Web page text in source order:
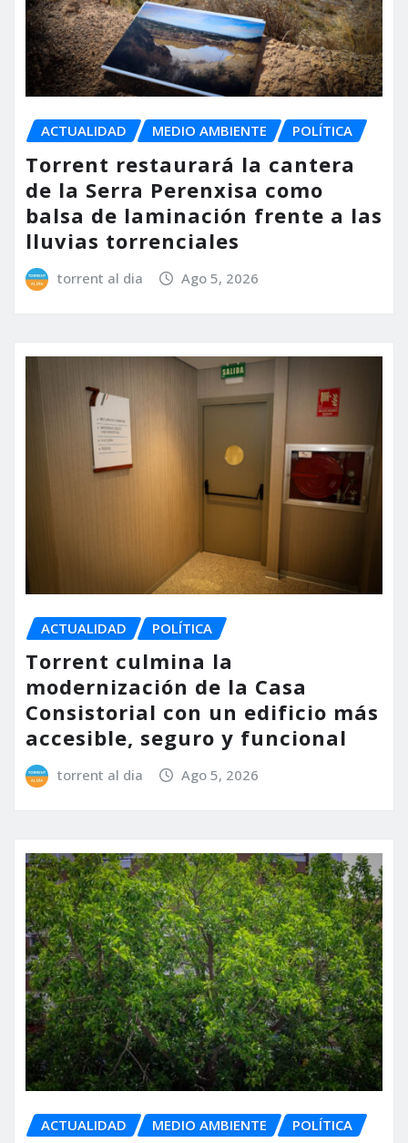
ACTUALIDAD MEDIO AMBIENTE POLÍTICA
Torrent restaurará la cantera
de la Serra Perenxisa como
balsa de laminación frente a las
lluvias torrenciales
torrent al dia Ago 5, 2026
ACTUALIDAD POLÍTICA
Torrent culmina la
modernización de la Casa
Consistorial con un edificio más
accesible, seguro y funcional
torrent al dia Ago 5, 2026
ACTUALIDAD MEDIO AMBIENTE POLÍTICA